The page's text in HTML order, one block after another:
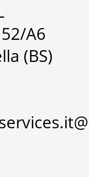
A6
(BS)